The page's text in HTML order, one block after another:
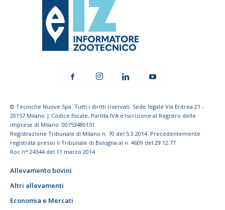
© Tecniche Nuove Spa. Tutti i diritti riservati. Sede legale Via Eritrea 21 -
20157 Milano | Codice fiscale, Partita IVA e Iscrizione al Registro delle
imprese di Milano: 00753480151
Registrazione Tribunale di Milano n. 70 del 5.3.2014. Precedentemente
registrata presso il Tribunale di Bologna al n. 4609 del 29.12.77
Roc n° 24344 del 11 marzo 2014
Allevamento bovini
Altri allevamenti
Economia e Mercati